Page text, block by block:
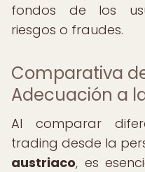
fondos de los
riesgos o fraudes.
Comparativa
Adecuación a
Al comparar
trading desde la
austriaco, es